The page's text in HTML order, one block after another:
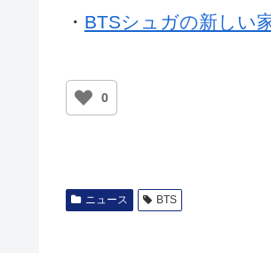
・ BTSシュガの新しい
0
ニュース BTS